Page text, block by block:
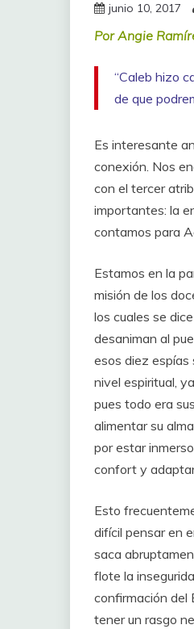
junio 10, 2017
Por Angie
“Caleb hizo
de que
Es interesante
conexión. Nos
con el tercer
importantes: la
contamos para
Estamos en la
misión de los
los cuales se
desaniman al
esos diez espías
nivel espiritual,
pues todo era
alimentar su
por estar
confort y
Esto
difícil pensar en
saca
flote la
confirmación del
tener un rasgo